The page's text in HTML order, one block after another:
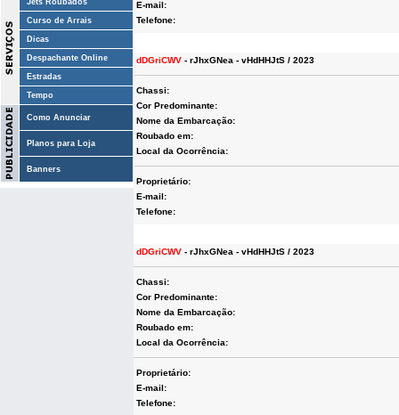
Jets Roubados
Curso de Arrais
Dicas
Despachante Online
Estradas
Tempo
Como Anunciar
Planos para Loja
Banners
E-mail:
Telefone:
dDGriCWV - rJhxGNea - vHdHHJtS / 2023
Chassi:
Cor Predominante:
Nome da Embarcação:
Roubado em:
Local da Ocorrência:
Proprietário:
E-mail:
Telefone:
dDGriCWV - rJhxGNea - vHdHHJtS / 2023
Chassi:
Cor Predominante:
Nome da Embarcação:
Roubado em:
Local da Ocorrência:
Proprietário:
E-mail:
Telefone: